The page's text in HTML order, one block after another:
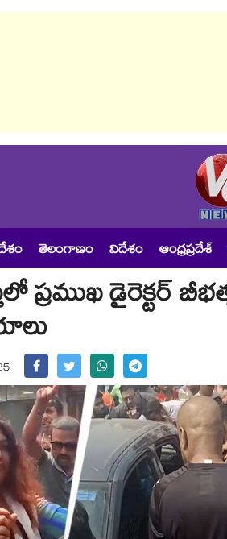
తెలంగాణం విదేశం ఆంధ్రప్రదేశ్
ప్రముఖ డైరెక్టర్